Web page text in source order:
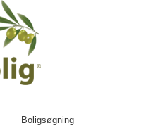
Boligsøgning